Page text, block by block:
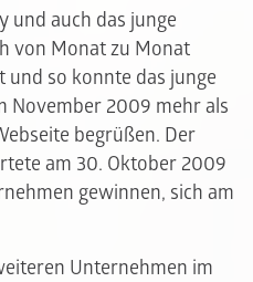
und auch das junge
von Monat zu Monat
so konnte das junge
November 2009 mehr als
begrüßen. Der
am 30. Oktober 2009
gewinnen, sich am
Unternehmen im